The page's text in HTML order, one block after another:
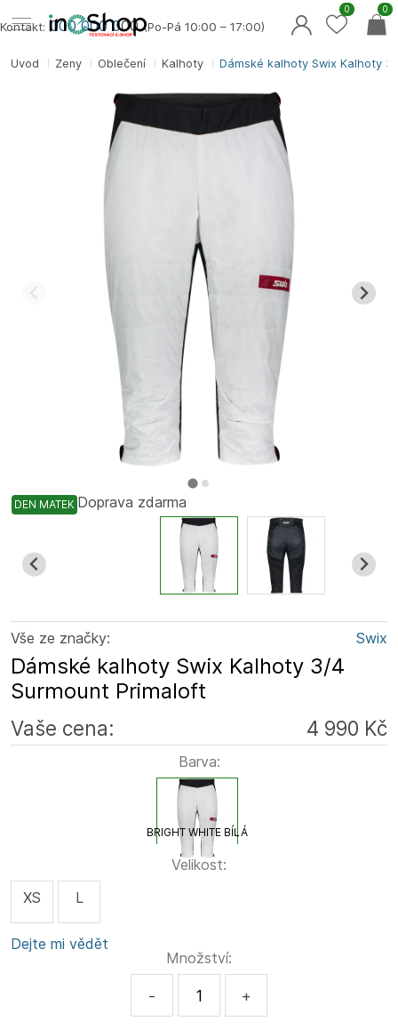
Úvod Ženy Oblečení Kalhoty Dámské kalhoty Swix Kalhoty
DEN MATEK
Vše ze značky: Swix
Dámské kalhoty Swix Kalhoty 3/4
Surmount Primaloft
Vaše cena: 4 990 Kč
Barva:
BRIGHT WHITE BÍLÁ
Velikost:
XS
L
Dejte mi vědět
Množství:
- +
Doprava zdarma
Kontakt: 000 000 000(Po-Pá 10:00 – 17:00)
0
0